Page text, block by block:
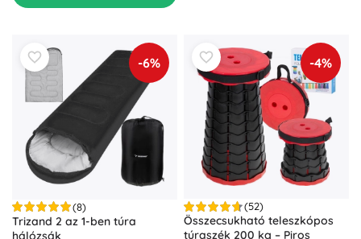
-6%
(8)
Trizand 2 az 1-ben túra
hálózsák
-4%
(52)
Összecsukható teleszkópos
túraszék 200 kg – Piros